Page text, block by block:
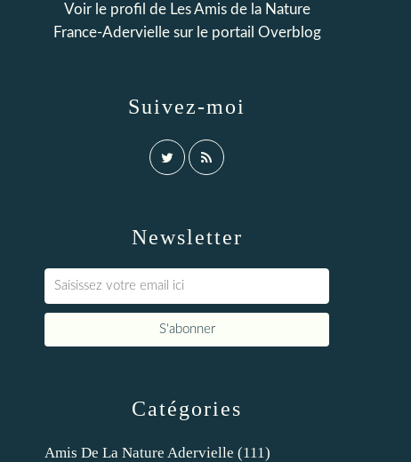
Newsletter
Catégories
Amis De La Nature Adervielle (111)
Suivez-moi
Voir le profil de Les Amis de la Nature
France-Aderviellesur le portail Overblog